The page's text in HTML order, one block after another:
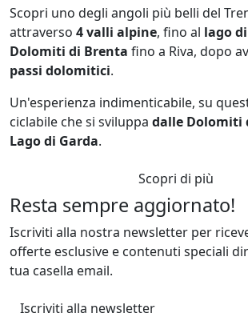
Scopri uno degli angoli più belli del
attraverso 4 valli alpine, fino al lago
Dolomiti di Brenta fino a Riva, dopo
passi dolomitici.
Un'esperienza indimenticabile, su
ciclabile che si sviluppa dalle Dolomiti
Lago di Garda.
Scopri di più
Resta sempre aggiornato!
Iscriviti alla nostra newsletter per
offerte esclusive e contenuti speciali
tua casella email.
Iscriviti alla newsletter